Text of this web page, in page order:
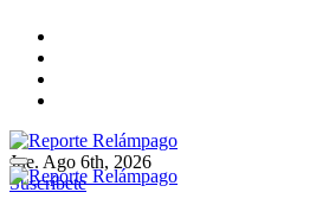
contenido
Reporte Relámpago
Claridad y rigor en cada noticia
Jue. Ago 6th, 2026
Suscríbete